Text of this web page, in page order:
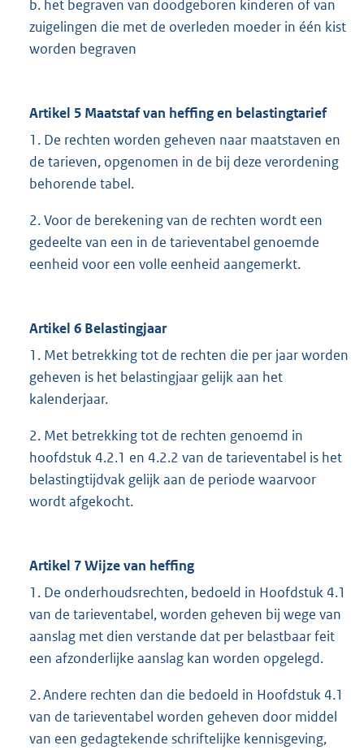
b. het begraven van doodgeboren kinderen of van
zuigelingen die met de overleden moeder in één kist
worden begraven
Artikel 5 Maatstaf van heffing en belastingtarief
1. De rechten worden geheven naar maatstaven en
de tarieven, opgenomen in de bij deze verordening
behorende tabel.
2. Voor de berekening van de rechten wordt een
gedeelte van een in de tarieventabel genoemde
eenheid voor een volle eenheid aangemerkt.
Artikel 6 Belastingjaar
1. Met betrekking tot de rechten die per jaar worden
geheven is het belastingjaar gelijk aan het
kalenderjaar.
2. Met betrekking tot de rechten genoemd in
hoofdstuk 4.2.1 en 4.2.2 van de tarieventabel is het
belastingtijdvak gelijk aan de periode waarvoor
wordt afgekocht.
Artikel 7 Wijze van heffing
1. De onderhoudsrechten, bedoeld in Hoofdstuk 4.1
van de tarieventabel, worden geheven bij wege van
aanslag met dien verstande dat per belastbaar feit
een afzonderlijke aanslag kan worden opgelegd.
2. Andere rechten dan die bedoeld in Hoofdstuk 4.1
van de tarieventabel worden geheven door middel
van een gedagtekende schriftelijke kennisgeving,